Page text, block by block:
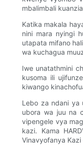
mbalimbali
Katika makala
nini mara nyingi
utapata mifano
wa kuchagua
Iwe unatathmini
kusoma ili
kiwango
Lebo za ndani ya
ubora wa juu na
vipengele vya
kazi. Kama
Vinavyofanya